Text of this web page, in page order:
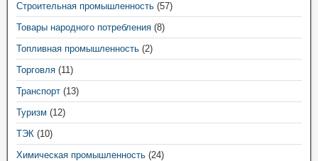
Строительная промышленность (57)
Товары народного потребления (8)
Топливная промышленность (2)
Торговля (11)
Транспорт (13)
Туризм (12)
ТЭК (10)
Химическая промышленность (24)